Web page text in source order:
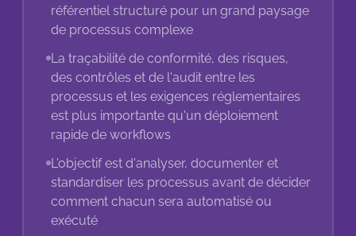
référentiel structuré pour un grand paysage
de processus complexe
La traçabilité de conformité, des risques,
des contrôles et de l'audit entre les
processus et les exigences réglementaires
est plus importante qu'un déploiement
rapide de workflows
L'objectif est d'analyser, documenter et
standardiser les processus avant de décider
comment chacun sera automatisé ou
exécuté